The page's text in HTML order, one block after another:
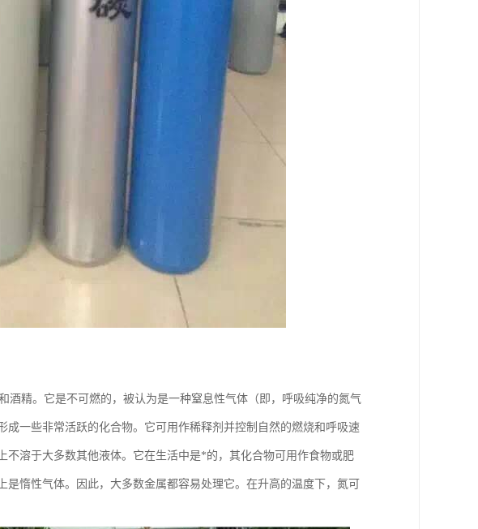
酒精。它是不可燃的，被认为是一种窒息性气体（即，呼吸纯净的氮气
一些非常活跃的化合物。它可用作稀释剂并控制自然的燃烧和呼吸速
溶于大多数其他液体。它在生活中是*的，其化合物可用作食物或肥
惰性气体。因此，大多数金属都容易处理它。在升高的温度下，氮可